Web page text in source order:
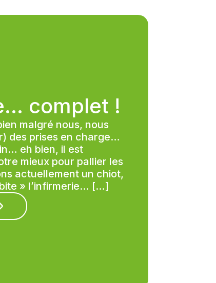
complet !
malgré nous, nous
des prises en charge…
eh bien, il est
mieux pour pallier les
actuellement un chiot,
» l’infirmerie… […]